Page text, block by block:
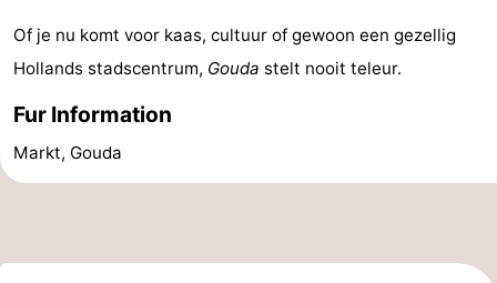
Of je nu komt voor kaas, cultuur of gewoon een gezellig
Hollands stadscentrum, Gouda stelt nooit teleur.
Fur Information
Markt, Gouda